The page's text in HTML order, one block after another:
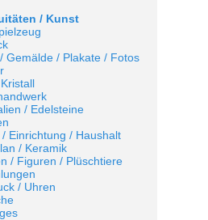
/ Kunst
Gemälde / Plakate / Fotos
/ Edelsteine
/ Einrichtung / Haushalt
/ Keramik
/ Figuren / Plüschtiere
/ Uhren